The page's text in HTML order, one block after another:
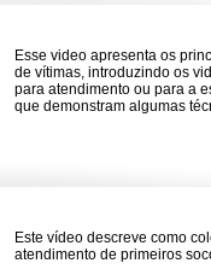
Esse video apresenta os
de vítimas, introduzindo os
para atendimento ou para a
que demonstram algumas
Este vídeo descreve como
atendimento de primeiros